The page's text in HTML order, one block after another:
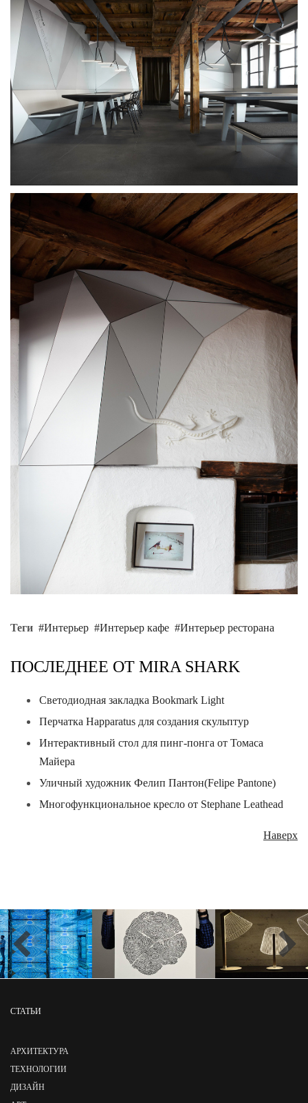
Теги Интерьер Интерьер кафе Интерьер ресторана
ПОСЛЕДНЕЕ ОТ MIRA SHARK
Светодиодная закладка Bookmark Light
Перчатка Happaratus для создания скульптур
Интерактивный стол для пинг-понга от Томаса
Майера
Уличный художник Фелип Пантон(Felipe Pantone)
Многофункциональное кресло от Stephane Leathead
Наверх
СТАТЬИ
АРХИТЕКТУРА
ТЕХНОЛОГИИ
ДИЗАЙН